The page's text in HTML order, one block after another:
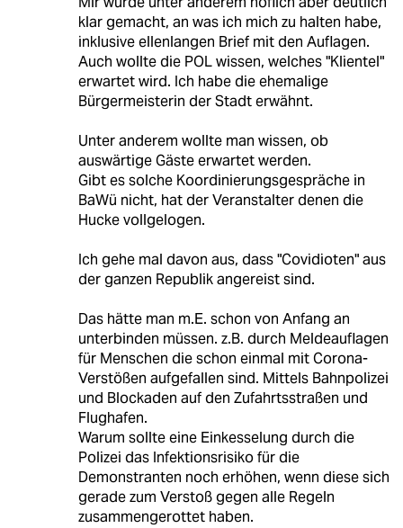
klar gemacht, an was ich mich zu halten habe,
inklusive ellenlangen Brief mit den Auflagen.
Auch wollte die POL wissen, welches "Klientel"
erwartet wird. Ich habe die ehemalige
Bürgermeisterin der Stadt erwähnt.
Unter anderem wollte man wissen, ob
auswärtige Gäste erwartet werden.
Gibt es solche Koordinierungsgespräche in
BaWü nicht, hat der Veranstalter denen die
Hucke vollgelogen.
Ich gehe mal davon aus, dass "Covidioten" aus
der ganzen Republik angereist sind.
Das hätte man m.E. schon von Anfang an
unterbinden müssen. z.B. durch Meldeauflagen
für Menschen die schon einmal mit Corona-
Verstößen aufgefallen sind. Mittels Bahnpolizei
und Blockaden auf den Zufahrtsstraßen und
Flughafen.
Warum sollte eine Einkesselung durch die
Polizei das Infektionsrisiko für die
Demonstranten noch erhöhen, wenn diese sich
gerade zum Verstoß gegen alle Regeln
zusammengerottet haben.